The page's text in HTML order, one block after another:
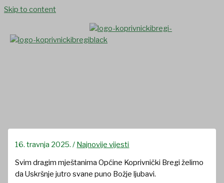
Skip to content
16. travnja 2025./ Najnovije vijesti
Svim dragim mještanima Općine Koprivnički Bregi želimo
da Uskršnje jutro svane puno Božje ljubavi.